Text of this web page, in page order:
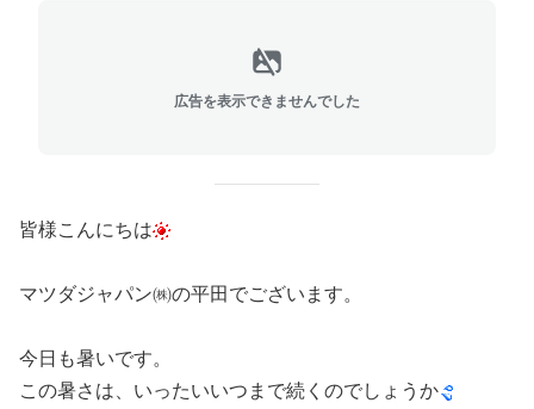
広告を表示できませんでした
皆様こんにちは
マツダジャパン㈱の平田でございます。
今日も暑いです。
この暑さは、いったいいつまで続くのでしょうか